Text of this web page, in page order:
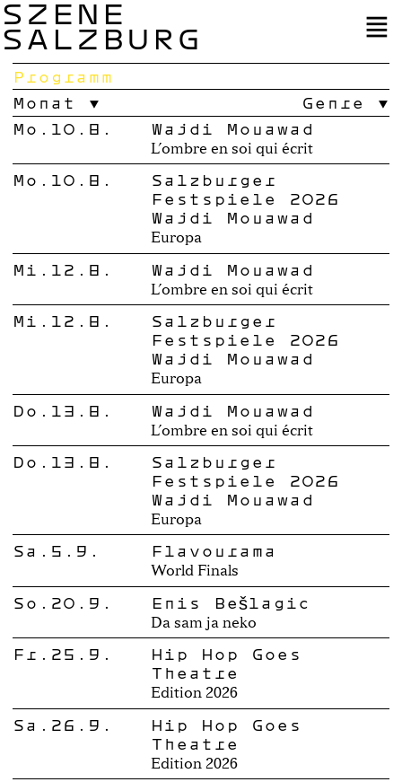
SZENE
SALZBURG
Programm
Monat
Genre
Mo.10.8.
Wajdi Mouawad
L’ombre en soi qui écrit
Mo.10.8.
Salzburger
Festspiele 2026
Wajdi Mouawad
Europa
Mi.12.8. Wajdi Mouawad
L’ombre en soi qui écrit
Mi.12.8.
Salzburger
Festspiele 2026
Wajdi Mouawad
Europa
Do.13.8. Wajdi Mouawad
L’ombre en soi qui écrit
Do.13.8.
Salzburger
Festspiele 2026
Wajdi Mouawad
Europa
Sa.5.9. Flavourama
World Finals
So.20.9. Enis Bešlagić
Da sam ja neko
Fr.25.9.
Hip Hop Goes
Theatre
Edition 2026
Sa.26.9.
Hip Hop Goes
Theatre
Edition 2026